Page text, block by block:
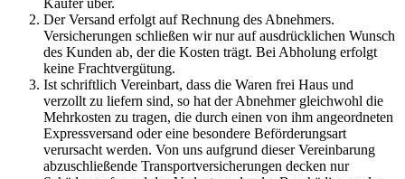
Der Versand erfolgt auf Rechnung des Abnehmers.
Versicherungen schließen wir nur auf ausdrücklichen Wunsch
des Kunden ab, der die Kosten trägt. Bei Abholung erfolgt
keine Frachtvergütung.
Ist schriftlich Vereinbart, dass die Waren frei Haus und
verzollt zu liefern sind, so hat der Abnehmer gleichwohl die
Mehrkosten zu tragen, die durch einen von ihm angeordneten
Expressversand oder eine besondere Beförderungsart
verursacht werden. Von uns aufgrund dieser Vereinbarung
abzuschließende Transportversicherungen decken nur